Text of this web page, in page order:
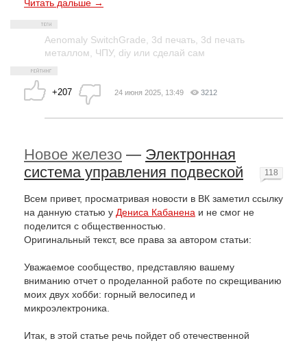
Читать дальше →
Aenomaly SwitchGrade, 3d печать, 3d печать
металлом, ЧПУ, diy или сделай сам
+207 24 июня 2025, 13:49 3212
Новое железо — Электронная
система управления подвеской
Всем привет, просматривая новости в ВК заметил ссылку
на данную статью у Дениса Кабанена и не смог не
поделится с общественностью.
Оригинальный текст, все права за автором статьи:
Уважаемое сообщество, представляю вашему
вниманию отчет о проделанной работе по скрещиванию
моих двух хобби: горный велосипед и
микроэлектроника.
Итак, в этой статье речь пойдет об отечественной
118